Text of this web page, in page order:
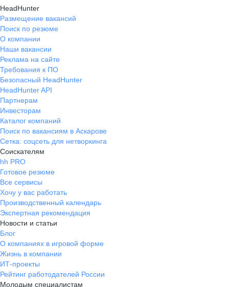
HeadHunter
Размещение вакансий
Поиск по резюме
О компании
Наши вакансии
Реклама на сайте
Требования к ПО
Безопасный HeadHunter
HeadHunter API
Партнерам
Инвесторам
Каталог компаний
Поиск по вакансиям в Аскарове
Сетка: соцсеть для нетворкинга
Соискателям
hh PRO
Готовое резюме
Все сервисы
Хочу у вас работать
Производственный календарь
Экспертная рекомендация
Новости и статьи
Блог
О компаниях в игровой форме
Жизнь в компании
ИТ-проекты
Рейтинг работодателей России
Молодым специалистам